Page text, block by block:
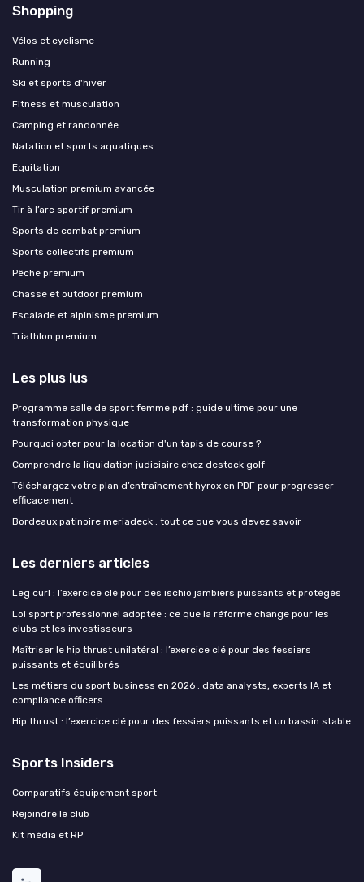
Shopping
Vélos et cyclisme
Running
Ski et sports d'hiver
Fitness et musculation
Camping et randonnée
Natation et sports aquatiques
Equitation
Musculation premium avancée
Tir à l’arc sportif premium
Sports de combat premium
Sports collectifs premium
Pêche premium
Chasse et outdoor premium
Escalade et alpinisme premium
Triathlon premium
Les plus lus
Programme salle de sport femme pdf : guide ultime pour une
transformation physique
Pourquoi opter pour la location d'un tapis de course ?
Comprendre la liquidation judiciaire chez destock golf
Téléchargez votre plan d’entraînement hyrox en PDF pour progresser
efficacement
Bordeaux patinoire meriadeck : tout ce que vous devez savoir
Les derniers articles
Leg curl : l’exercice clé pour des ischio jambiers puissants et protégés
Loi sport professionnel adoptée : ce que la réforme change pour les
clubs et les investisseurs
Maîtriser le hip thrust unilatéral : l’exercice clé pour des fessiers
puissants et équilibrés
Les métiers du sport business en 2026 : data analysts, experts IA et
compliance officers
Hip thrust : l’exercice clé pour des fessiers puissants et un bassin stable
Sports Insiders
Comparatifs équipement sport
Rejoindre le club
Kit média et RP